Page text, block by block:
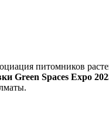
питомников
Green Spaces Expo